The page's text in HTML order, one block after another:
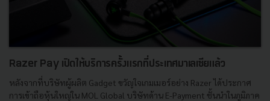
Razer Pay เปิดให้บริการครั้งแรกที่ประเทศมาเลเซียแล้ว
หลังจากที่บริษัทผู้ผลิต Gadget ขวัญใจเกมเมอร์อย่าง Razer ได้ประกาศ
การเข้าถือหุ้นใหญ่ใน MOL Global บริษัทด้าน E-Payment ชั้นนำในภูมิภาค